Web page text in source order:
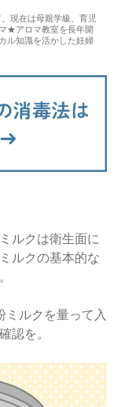
現在は母親学級、育児
★アロマ教室を長年開
ル知識を活かした妊婦
ルクは衛生面に
ルクの基本的な
ミルクを量って入
認を。